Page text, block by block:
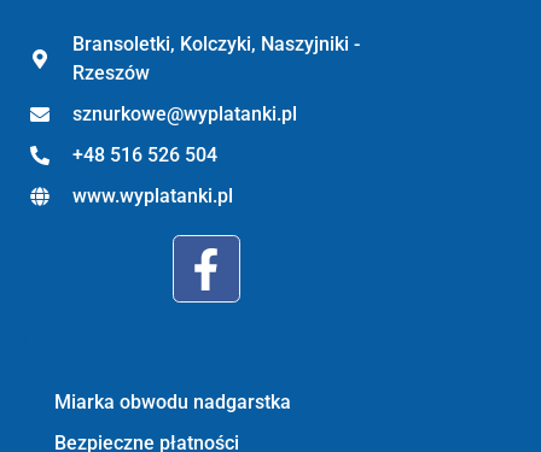
Bransoletki, Kolczyki, Naszyjniki -
Rzeszów
sznurkowe@wyplatanki.pl
+48 516 526 504
www.wyplatanki.pl
Miarka obwodu nadgarstka
Bezpieczne płatności